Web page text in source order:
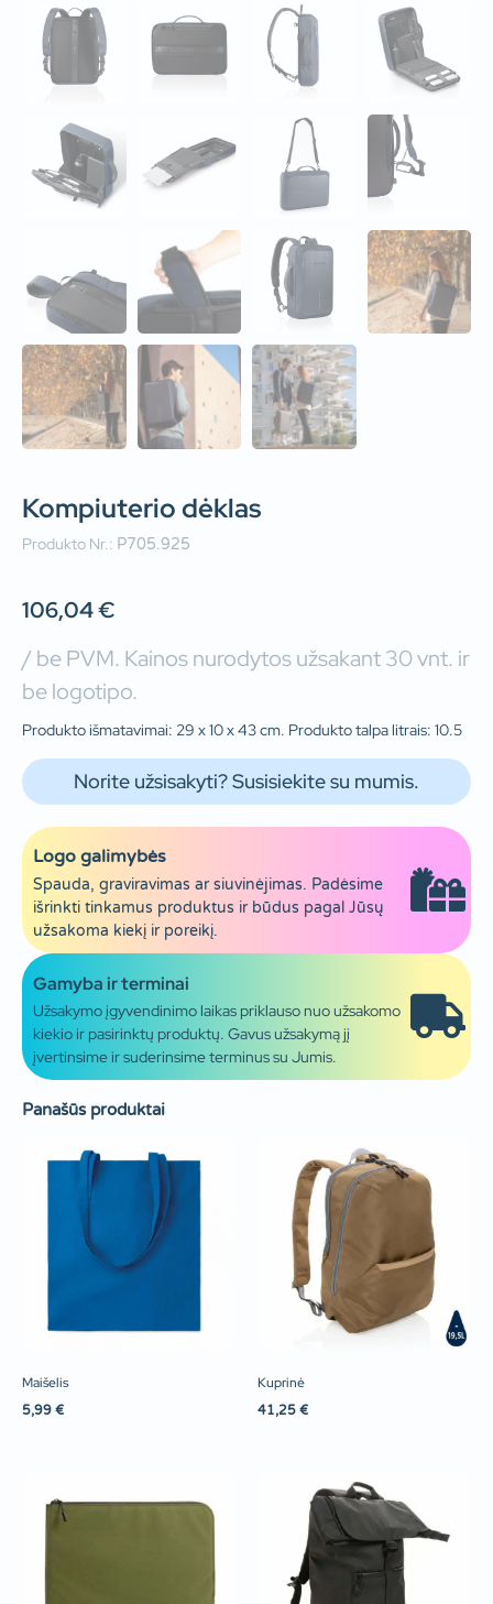
Kompiuterio dėklas
Produkto Nr.: P705.925
106,04€
/ be PVM. Kainos nurodytos užsakant 30 vnt. ir
be logotipo.
Produkto išmatavimai: 29 x 10 x 43 cm. Produkto talpa litrais: 10.5
Norite užsisakyti? Susisiekite su mumis.
Logo galimybės
Spauda, graviravimas ar siuvinėjimas. Padėsime
išrinkti tinkamus produktus ir būdus pagal Jūsų
užsakoma kiekį ir poreikį.
Gamyba ir terminai
Užsakymo įgyvendinimo laikas priklauso nuo užsakomo
kiekio ir pasirinktų produktų. Gavus užsakymą jį
įvertinsime ir suderinsime terminus su Jumis.
Panašūs produktai
Maišelis
5,99 €
Kuprinė
41,25 €